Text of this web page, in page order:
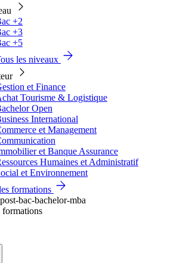
+2
+3
+5
les niveaux
et Finance
Tourisme & Logistique
Open
International
et Management
et Banque Assurance
Humaines et Administratif
et Environnement
formations
formations